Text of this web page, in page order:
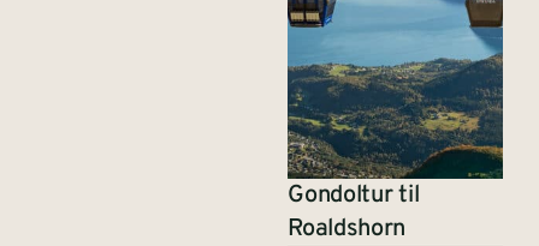
Gondoltur til
Roaldshorn